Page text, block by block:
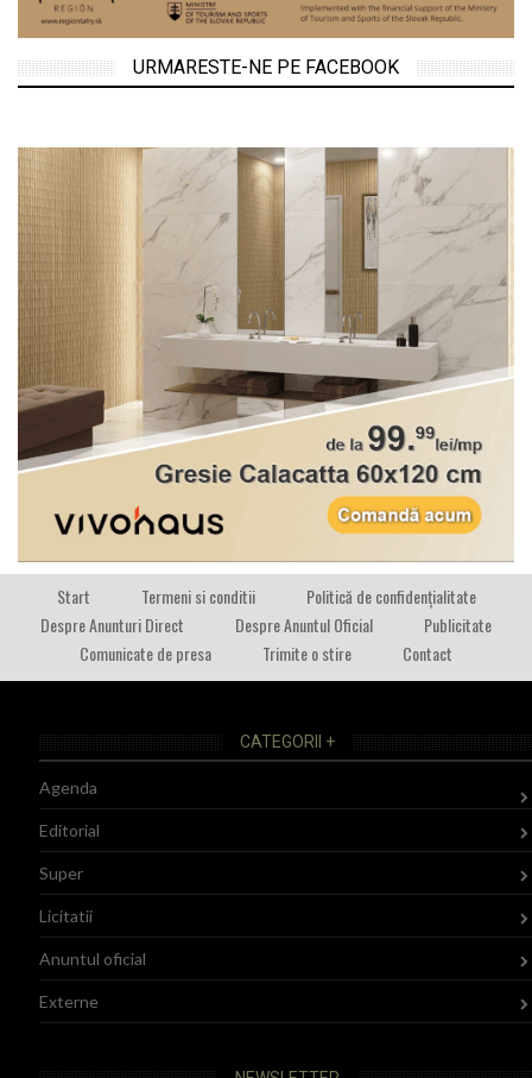
URMARESTE-NE PE FACEBOOK
Start Termeni si conditii
Politică de confidențialitate
Despre Anunturi Direct
Despre Anuntul Oficial
Publicitate
Comunicate de presa
Trimite o stire Contact
CATEGORII +
Agenda
Editorial
Super
Licitatii
Anuntul oficial
Externe